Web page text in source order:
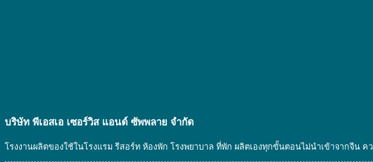
บริษัท พีเอสเอ เซอร์วิส แอนด์ ซัพพลาย จํากัด
โรงงานผลิตของใช้ในโรงแรม รีสอร์ท ห้องพัก โรงพยาบาล ที่พัก ผลิตเองทุกขั้นตอนไม่นำเข้าจากจีน